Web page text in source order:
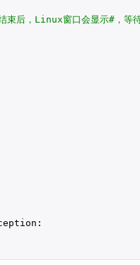
束后，Linux窗口会显示#，等